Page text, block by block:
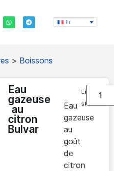
Fr
> Boissons
Eau
gazeuse
au
citron
Bulvar
Eau
gazeuse
au
goût
de
citron
En
stock